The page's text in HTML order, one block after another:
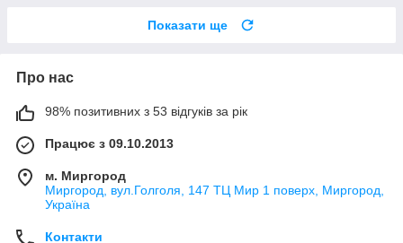
Показати ще
Про нас
98% позитивних з 53 відгуків за рік
Працює з 09.10.2013
м. Миргород
Миргород, вул.Голголя, 147 ТЦ Мир 1 поверх, Миргород,
Україна
Контакти